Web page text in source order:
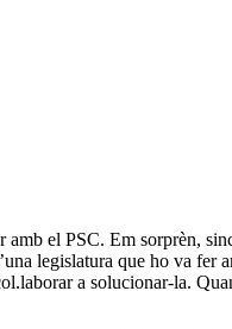
el PSC. Em sorprèn,
legislatura que ho va
a solucionar-la.